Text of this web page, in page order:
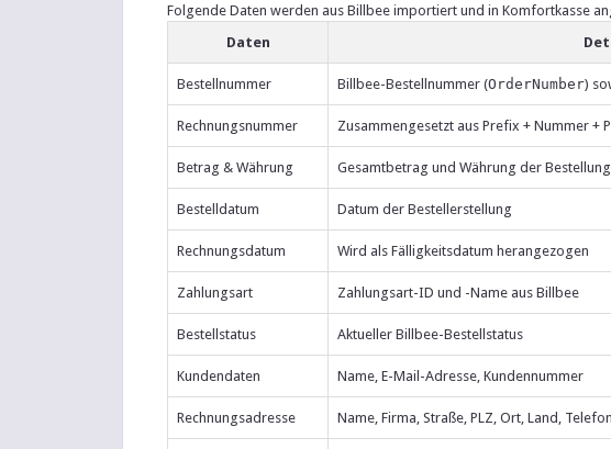
Folgende Daten werden aus Billbee importiert und in Komfortkasse
Daten
Bestellnummer Billbee-Bestellnummer (OrderNumber)
Rechnungsnummer Zusammengesetzt aus Prefix + Nummer +
Betrag & Währung Gesamtbetrag und Währung der Bestellung
Bestelldatum Datum der Bestellerstellung
Rechnungsdatum Wird als Fälligkeitsdatum herangezogen
Zahlungsart Zahlungsart-ID und -Name aus Billbee
Bestellstatus Aktueller Billbee-Bestellstatus
Kundendaten Name, E-Mail-Adresse, Kundennummer
Rechnungsadresse Name, Firma, Straße, PLZ, Ort, Land, Telefon